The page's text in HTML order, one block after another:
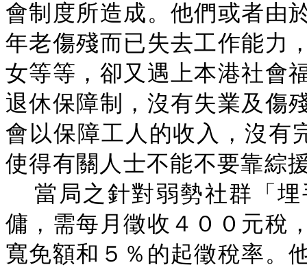
會制度所造成。他們或者由
年老傷殘而已失去工作能力
女等等，卻又遇上本港社會
退休保障制，沒有失業及傷
會以保障工人的收入，沒有
使得有關人士不能不要靠綜
當局之針對弱勢社群「
傭，需每月徵收４００元稅
寬免額和５％的起徵稅率。